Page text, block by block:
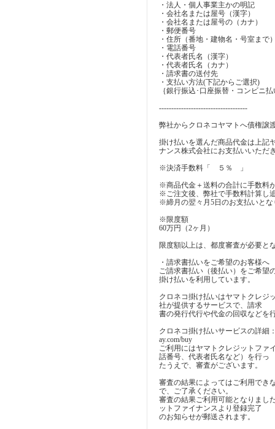
・法人・個人事業主かの明記
・会社名または屋号（漢字）
・会社名または屋号の（カナ）
・郵便番号
・住所（番地・建物名・号室まで
・電話番号
・代表者氏名（漢字）
・代表者氏名（カナ）
・請求書の送付先
・支払い方法(下記からご選択)
｛銀行振込･口座振替・コンビニ
------------------------------------
弊社からクロネコヤマトへ債権譲
掛け払いを選んだ商品代金は上記
ナンス株式会社にお支払いいただ
※決済手数料「 ５％ 」
※商品代金＋送料の合計に手数料
※ご注文後、弊社で手数料計算し
※締月の翌々月5日のお支払いとな
※限度額
60万円（2ヶ月）
限度額以上は、都度審査が必要と
・請求書払いをご希望のお客様へ
ご請求書払い（後払い）をご希望
掛け払いを利用しています。
クロネコ掛け払いはヤマトクレジ
社が提供するサービスで、請求
書の発行代行や代金の回収などを
クロネコ掛け払いサービスの詳細
ay.com/buy
ご利用にはヤマトクレジットファ
話番号、代表者氏名など）を行っ
たうえで、審査がございます。
審査の結果によってはご利用でき
で、ご了承ください。
審査の結果ご利用可能となりまし
ットファイナンスより登録完了
のお知らせが郵送されます。